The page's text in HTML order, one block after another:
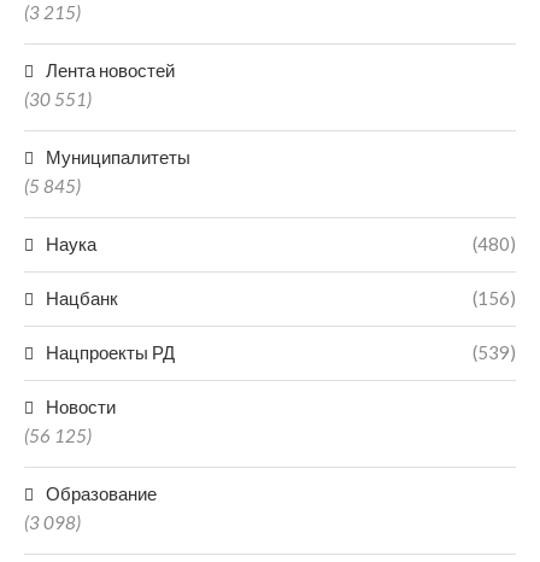
(3 215)
Лента новостей
(30 551)
Муниципалитеты
(5 845)
Наука (480)
Нацбанк (156)
Нацпроекты РД (539)
Новости
(56 125)
Образование
(3 098)